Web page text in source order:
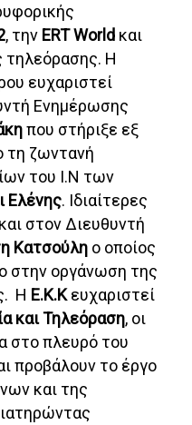
, την ERTWorld και
τηλεόρασης. Η
ευχαριστεί
Ενημέρωσης
που στήριξε εξ
τη ζωντανή
του Ι.Ν των
Ελένης. Ιδιαίτερες
στον Διευθυντή
Κατσούλη ο οποίος
στην οργάνωση της
Η Ε.Κ.Κευχαριστεί
και Τηλεόραση, οι
στο πλευρό του
προβάλουν το έργο
και της